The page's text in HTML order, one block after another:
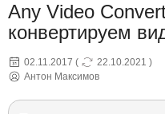
Any Video
конвертируем
02.11.2017 ( 22.10.2021 )
Антон Максимов